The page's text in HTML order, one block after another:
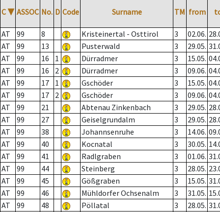
C ▼ ASSOC No. D Code Surname TM from
AT 99 8 Kristeinertal - Osttirol 3 02.06.
AT
99 13 Pusterwald 3 29.05.
AT
99 16 1 Dürradmer 3 15.05.
AT
99 16 2 Dürradmer 3 09.06.
AT
99 17 1 Gschöder 3 15.05.
AT
99 17 2 Gschöder 3 09.06.
AT
99 21 Abtenau Zinkenbach 3 29.05.
AT
99 27 Geiselgrundalm 3 29.05.
AT
99 38 Johannsenruhe 3 14.06.
AT
99 40 Kocnatal 3 30.05.
AT
99 41 Radlgraben 3 01.06.
AT
99 44 Steinberg 3 28.05.
AT
99 45 Gößgraben 3 15.05.
AT
99 46 Mühldorfer Ochsenalm 3 31.05.
AT
99 48 Pöllatal 3 28.05.